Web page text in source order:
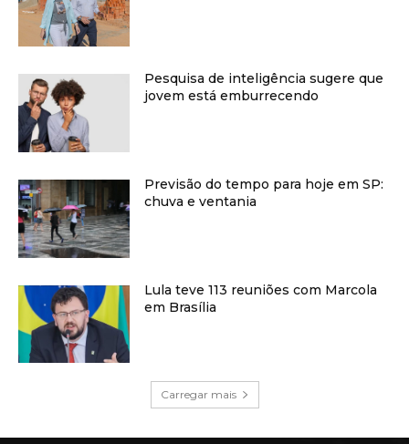
Pesquisa de inteligência sugere que
jovem está emburrecendo
Previsão do tempo para hoje em SP:
chuva e ventania
Lula teve 113 reuniões com Marcola
em Brasília
Carregar mais